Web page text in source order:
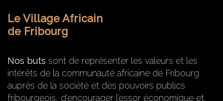
Le Village Africain
de Fribourg
Nos buts sont de représenter les valeurs et les
intérêts de la communauté africaine de Fribourg
auprès de la société et des pouvoirs publics
fribourgeois, d'encourager l’essor économique et